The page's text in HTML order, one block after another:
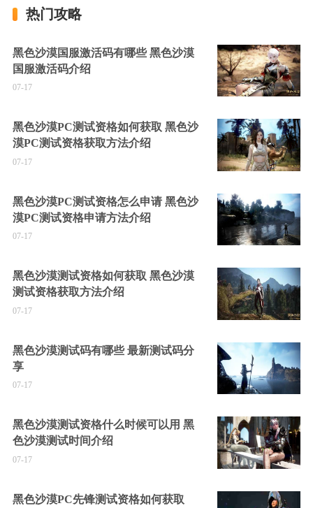
热门攻略
黑色沙漠国服激活码有哪些 黑色沙漠
国服激活码介绍
07-17
黑色沙漠PC测试资格如何获取 黑色沙
漠PC测试资格获取方法介绍
07-17
黑色沙漠PC测试资格怎么申请 黑色沙
漠PC测试资格申请方法介绍
07-17
黑色沙漠测试资格如何获取 黑色沙漠
测试资格获取方法介绍
07-17
黑色沙漠测试码有哪些 最新测试码分
享
07-17
黑色沙漠测试资格什么时候可以用 黑
色沙漠测试时间介绍
07-17
黑色沙漠PC先锋测试资格如何获取